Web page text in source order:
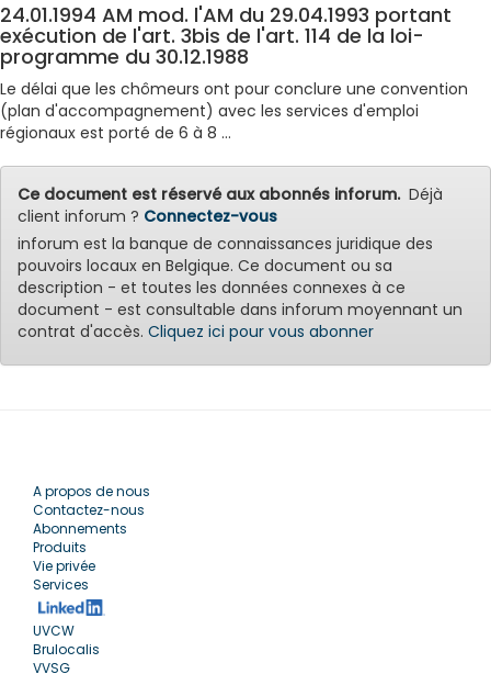
24.01.1994 AM mod. l'AM du 29.04.1993 portant
exécution de l'art. 3bis de l'art. 114 de la loi-
programme du 30.12.1988
Le délai que les chômeurs ont pour conclure une convention
(plan d'accompagnement) avec les services d'emploi
régionaux est porté de 6 à 8 ...
Ce document est réservé aux abonnés inforum.Déjà
client inforum ? Connectez-vous
inforum est la banque de connaissances juridique des
pouvoirs locaux en Belgique. Ce document ou sa
description - et toutes les données connexes à ce
document - est consultable dans inforum moyennant un
contrat d'accès. Cliquez ici pour vous abonner
A propos de nous
Contactez-nous
Abonnements
Produits
Vie privée
Services
UVCW
Brulocalis
VVSG